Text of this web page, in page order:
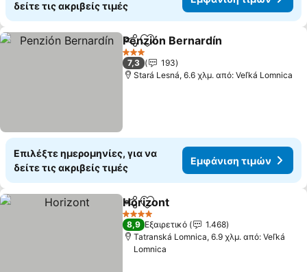
δείτε τις ακριβείς τιμές
Κοινοποίηση
Προσθήκη στα αγαπημένα
Penzión Bernardín
3 Αστέρια
7,3
193
Stará Lesná, 6.6 χλμ. από: Veľká Lomnica
Επιλέξτε ημερομηνίες, για να
δείτε τις ακριβείς τιμές
Εμφάνιση τιμών
Κοινοποίηση
Προσθήκη στα αγαπημένα
Horizont
4 Αστέρια
8,9 Εξαιρετικό
1.468
Tatranská Lomnica, 6.9 χλμ. από: Veľká
Lomnica